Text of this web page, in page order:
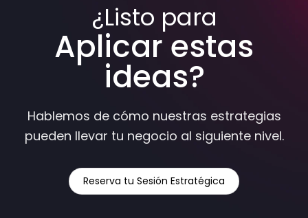
¿Listo para
Aplicar estas
ideas?
Hablemos de cómo nuestras estrategias
pueden llevar tu negocio al siguiente nivel.
Reserva tu Sesión Estratégica